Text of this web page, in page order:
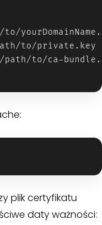
to/
to/private.key
path/to/ca-
plik certyfikatu
daty ważności: